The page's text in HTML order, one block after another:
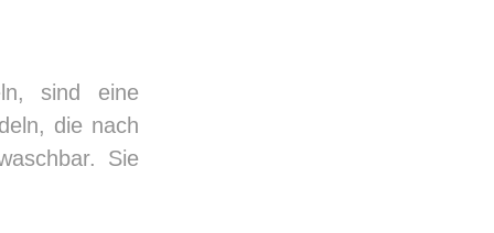
sind eine
die nach
Sie